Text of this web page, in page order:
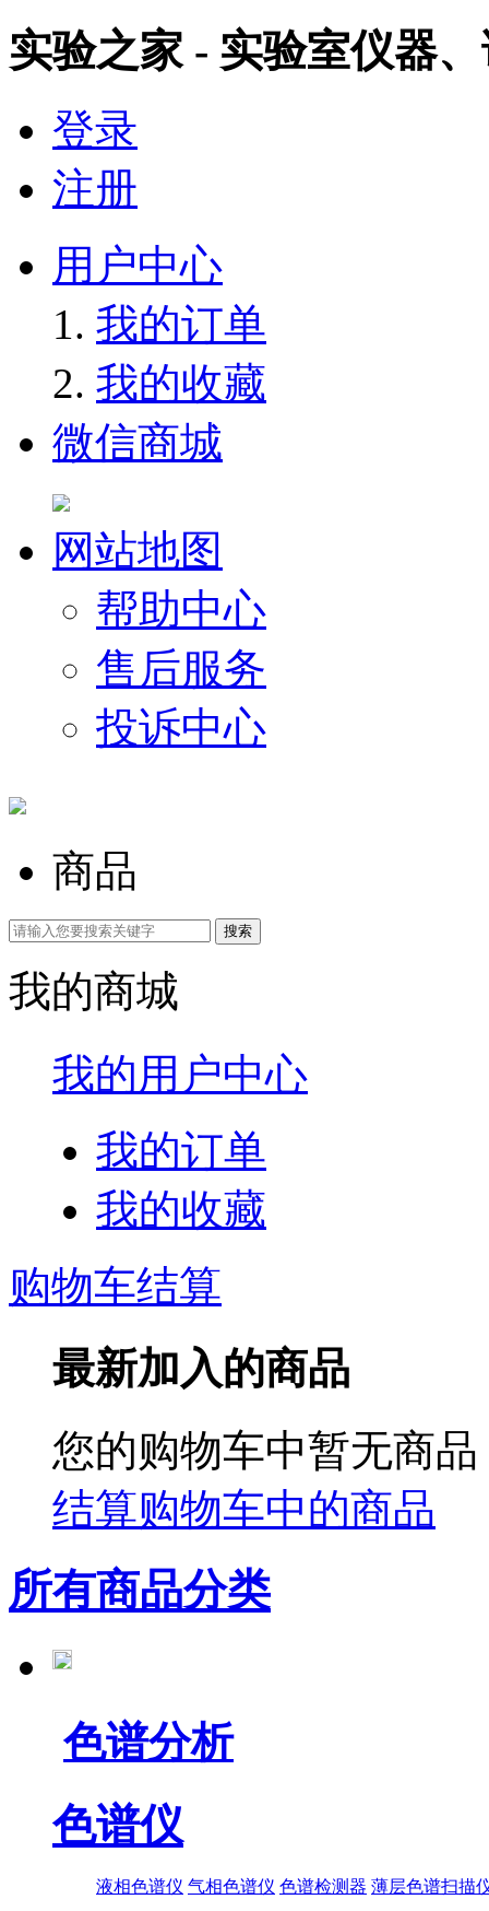
实验之家 - 实验室仪器
登录
注册
用户中心
我的订单
我的收藏
微信商城
网站地图
帮助中心
售后服务
投诉中心
商品
我的商城
我的用户中心
我的订单
我的收藏
购物车结算
最新加入的商品
您的购物车中暂无商
结算购物车中的商品
所有商品分类
色谱分析
色谱仪
液相色谱仪 气相色谱仪 色谱检测器 薄层色谱扫描